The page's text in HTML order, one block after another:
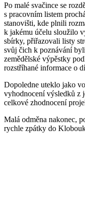
Po malé svačince se
s pracovním listem
stanovišti, kde plnili
k jakému účelu sloužilo
sbírky, přiřazovali listy
svůj čich k poznávání
zemědělské výpěstky
rozstříhané informace o
Dopoledne uteklo jako
vyhodnocení výsledků z
celkové zhodnocení
Malá odměna nakonec,
rychle zpátky do